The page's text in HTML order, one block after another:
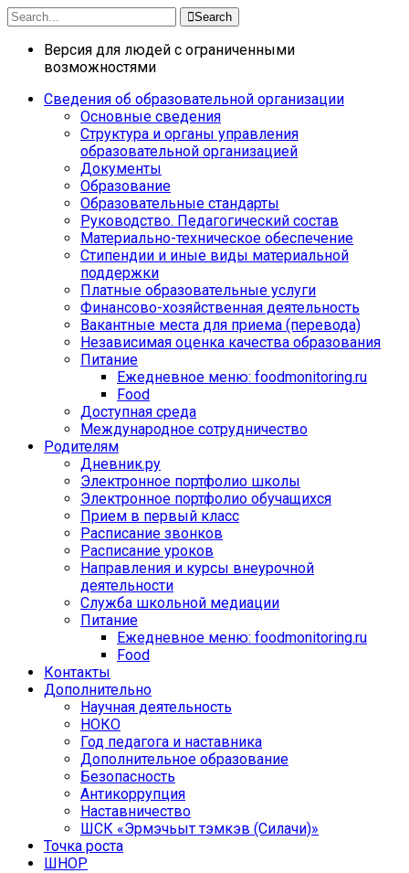
Search
Версия для людей с ограниченными
возможностями
Сведения об образовательной организации
Основные сведения
Структура и органы управления
образовательной организацией
Документы
Образование
Образовательные стандарты
Руководство. Педагогический состав
Материально-техническое обеспечение
Стипендии и иные виды материальной
поддержки
Платные образовательные услуги
Финансово-хозяйственная деятельность
Вакантные места для приема (перевода)
Независимая оценка качества образования
Питание
Ежедневное меню: foodmonitoring.ru
Food
Доступная среда
Международное сотрудничество
Родителям
Дневник.ру
Электронное портфолио школы
Электронное портфолио обучащихся
Прием в первый класс
Расписание звонков
Расписание уроков
Направления и курсы внеурочной
деятельности
Служба школьной медиации
Питание
Ежедневное меню: foodmonitoring.ru
Food
Контакты
Дополнительно
Научная деятельность
НОКО
Год педагога и наставника
Дополнительное образование
Безопасность
Антикоррупция
Наставничество
ШСК «Эрмэчьыт тэмкэв (Силачи)»
Точка роста
ШНОР